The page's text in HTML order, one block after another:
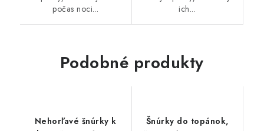
počas noci...
ich...
Podobné produkty
Nehorľavé šnúrky k
Šnúrky do topánok,